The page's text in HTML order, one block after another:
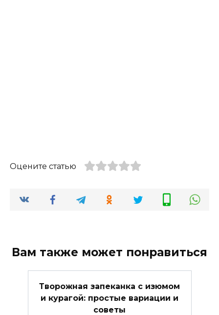
Оцените статью
Вам также может понравиться
Творожная запеканка с изюмом
и курагой: простые вариации и
советы